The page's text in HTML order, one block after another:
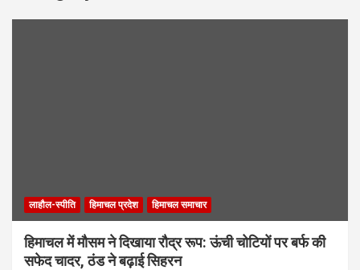
लाहौल-स्पीति हिमाचल प्रदेश हिमाचल समाचार
हिमाचल में मौसम ने दिखाया रौद्र रूप: ऊंची चोटियों पर बर्फ की
सफेद चादर, ठंड ने बढ़ाई सिहरन